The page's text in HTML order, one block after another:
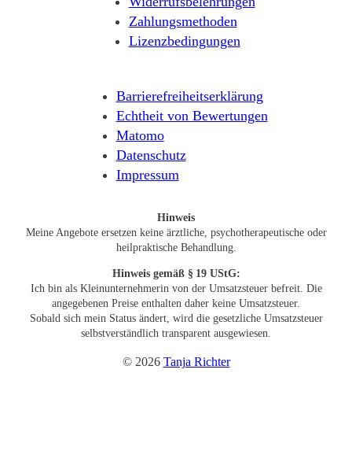
Zahlungsmethoden
Lizenzbedingungen
Barrierefreiheitserklärung
Echtheit von Bewertungen
Matomo
Datenschutz
Impressum
Hinweis
Meine Angebote ersetzen keine ärztliche, psychotherapeutische oder
heilpraktische Behandlung.
Hinweis gemäß § 19 UStG:
Ich bin als Kleinunternehmerin von der Umsatzsteuer befreit. Die
angegebenen Preise enthalten daher keine Umsatzsteuer.
Sobald sich mein Status ändert, wird die gesetzliche Umsatzsteuer
selbstverständlich transparent ausgewiesen.
© 2026 Tanja Richter